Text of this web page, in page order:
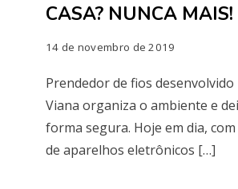
CASA? NUNCA MAIS!
14 de novembro de 2019
Prendedor de fios desenvolvido
Viana organiza o ambiente e
forma segura. Hoje em dia,
de aparelhos eletrônicos […]